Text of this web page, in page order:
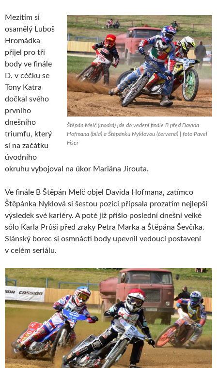
Štěpán Melč (modrá) jde do vedení finále B před Davida
Hofmana (bílá) a Štěpánku Nyklovou (červená) | foto Pavel
Fišer
Mezitím si
osamělý Luboš
Hromádka
přijel pro tři
body ve finále
D. v céčku se
Tony Katra
dočkal svého
prvního
dnešního
triumfu, který
si na začátku
úvodního
okruhu vybojoval na úkor Mariána Jirouta.
Ve finále B Štěpán Melč objel Davida Hofmana, zatímco
Štěpánka Nyklová si šestou pozici připsala prozatím nejlepší
výsledek své kariéry. A poté již přišlo poslední dnešní velké
sólo Karla Průši před zraky Petra Marka a Štěpána Ševčíka.
Slánský borec si osmnácti body upevnil vedoucí postavení
v celém seriálu.